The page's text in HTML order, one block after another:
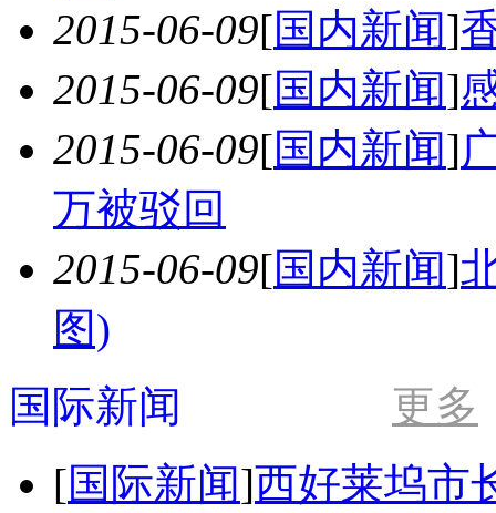
2015-06-09[国内新闻]
2015-06-09[国内新闻]
2015-06-09[国内新闻]
万被驳回
2015-06-09[国内新闻]
图)
国际新闻
更多
[国际新闻]西好莱坞市